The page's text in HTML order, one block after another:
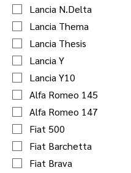
Lancia N.Delta
Lancia Thema
Lancia Thesis
Lancia Y
Lancia Y10
Alfa Romeo 145
Alfa Romeo 147
Fiat 500
Fiat Barchetta
Fiat Brava